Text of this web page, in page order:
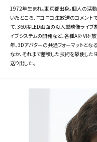
1972年生まれ。東京都出身。個人の活動
いたところ、ニコニコ生放送のコメン
て、360度LED画面の没入型映像ライブ
イブシステムの開発など、各種AR・VR
年、3Dアバターの共通フォーマットとな
なか、それまで蓄積した技術を駆使した
送り出した。